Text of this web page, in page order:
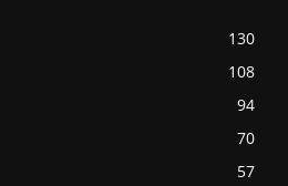
130
108
94
70
57